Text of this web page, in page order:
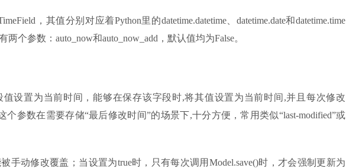
，其值分别对应着Python里的datetime.datetime、datetime.date和datetime.time
个参数：auto_now和auto_now_add，默认值均为False。
设置为当前时间，能够在保存该字段时,将其值设置为当前时间,并且每次修改
个参数在需要存储“最后修改时间”的场景下,十分方便，常用类似“last-modified”或
手动修改覆盖；当设置为true时，只有每次调用Model.save()时，才会强制更新为